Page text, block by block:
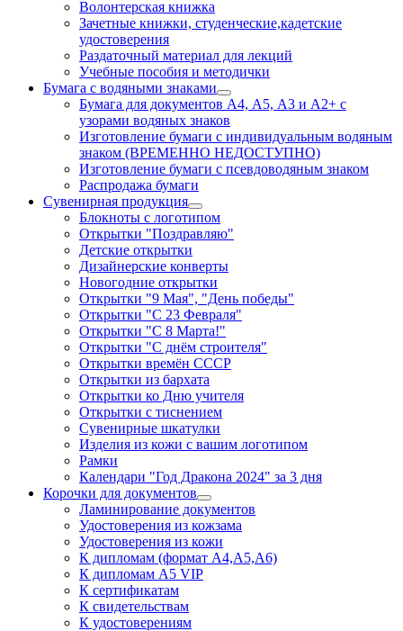
Волонтерская книжка
Зачетные книжки, студенческие,кадетские
удостоверения
Раздаточный материал для лекций
Учебные пособия и методички
Бумага с водяными знаками
Бумага для документов А4, А5, А3 и А2+ с
узорами водяных знаков
Изготовление бумаги с индивидуальным водяным
знаком (ВРЕМЕННО НЕДОСТУПНО)
Изготовление бумаги с псевдоводяным знаком
Распродажа бумаги
Сувенирная продукция
Блокноты с логотипом
Открытки "Поздравляю"
Детские открытки
Дизайнерские конверты
Новогодние открытки
Открытки "9 Мая", "День победы"
Открытки "С 23 Февраля"
Открытки "С 8 Марта!"
Открытки "С днём строителя"
Открытки времён СССР
Открытки из бархата
Открытки ко Дню учителя
Открытки с тиснением
Сувенирные шкатулки
Изделия из кожи с вашим логотипом
Рамки
Календари "Год Дракона 2024" за 3 дня
Корочки для документов
Ламинирование документов
Удостоверения из кожзама
Удостоверения из кожи
К дипломам (формат А4,А5,А6)
К дипломам А5 VIP
К сертификатам
К свидетельствам
К удостоверениям